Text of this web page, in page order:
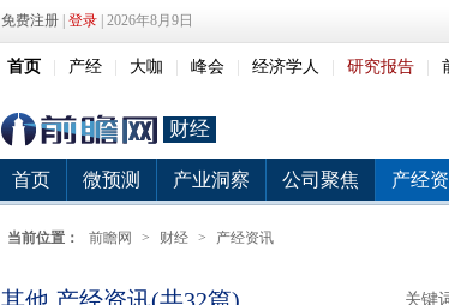
免费注册 登录 | 2026年8月9日
首页 产经 大咖 峰会 经济学人 研究报告
财经
首页 微预测 产业洞察 公司聚焦 产经
当前位置： 前瞻网 > 财经 > 产经资讯
关键